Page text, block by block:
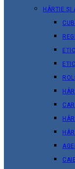
HÂRTIE ȘI